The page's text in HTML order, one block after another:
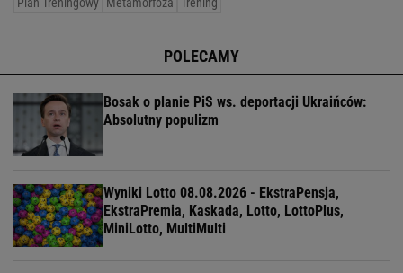
POLECAMY
Bosak o planie PiS ws. deportacji Ukraińców:
Absolutny populizm
Wyniki Lotto 08.08.2026 - EkstraPensja,
EkstraPremia, Kaskada, Lotto, LottoPlus,
MiniLotto, MultiMulti